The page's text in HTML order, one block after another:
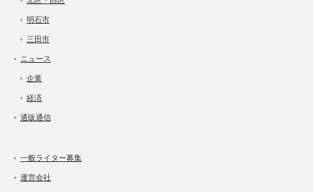
明石市
三田市
ニュース
企業
経済
通販通信
一般ライター募集
運営会社